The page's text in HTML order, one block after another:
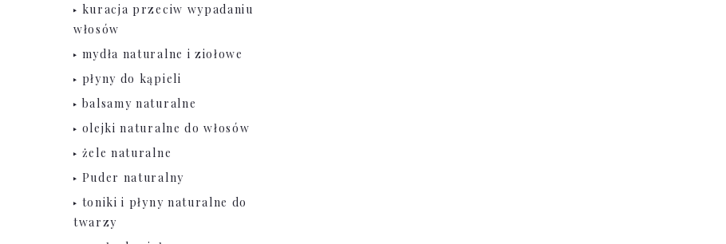
kuracja przeciw wypadaniu
włosów
mydła naturalne i ziołowe
płyny do kąpieli
balsamy naturalne
olejki naturalne do włosów
żele naturalne
Puder naturalny
toniki i płyny naturalne do
twarzy